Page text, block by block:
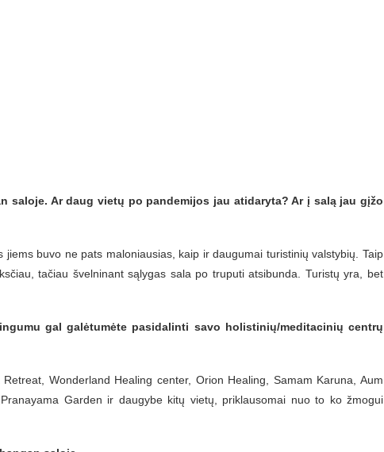
saloje. Ar daug vietų po pandemijos jau atidaryta? Ar į salą jau gįžo
buvo ne pats maloniausias, kaip ir daugumai turistinių valstybių. Taip
tačiau švelninant sąlygas sala po truputi atsibunda. Turistų yra, bet
gal galėtumėte pasidalinti savo holistinių/meditacinių centrų
Wonderland Healing center, Orion Healing, Samam Karuna, Aum
Garden ir daugybe kitų vietų, priklausomai nuo to ko žmogui